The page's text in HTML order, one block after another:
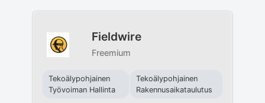
Fieldwire
Freemium
Tekoälypohjainen
Työvoiman Hallinta
Tekoälypohjainen
Rakennusaikataulutus